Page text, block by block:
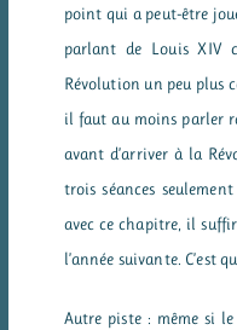
point qui a peut-être
parlant de Louis XIV
Révolution un peu plus
il faut au moins parler
avant d’arriver à la
trois séances
avec ce chapitre, il
l’année suivante. C’est
Autre piste : même si